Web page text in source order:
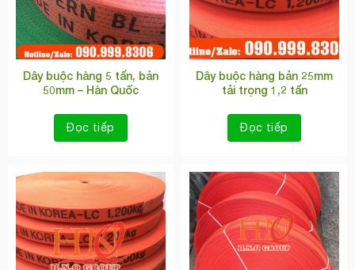
Dây buộc hàng 5 tấn, bản
50mm – Hàn Quốc
Đọc tiếp
Dây buộc hàng bản 25mm
tải trọng 1,2 tấn
Đọc tiếp